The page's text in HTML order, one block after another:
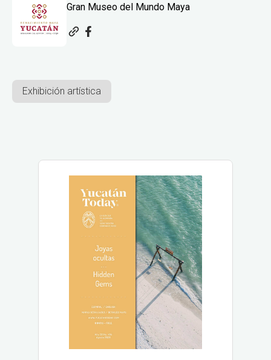
Gran Museo del Mundo Maya
Exhibición artística